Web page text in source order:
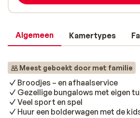
Algemeen Kamertypes
Meest geboekt door met familie
Broodjes – en afhaalservice
Gezellige bungalows met eigen
Veel sport en spel
Huur een bolderwagen met de